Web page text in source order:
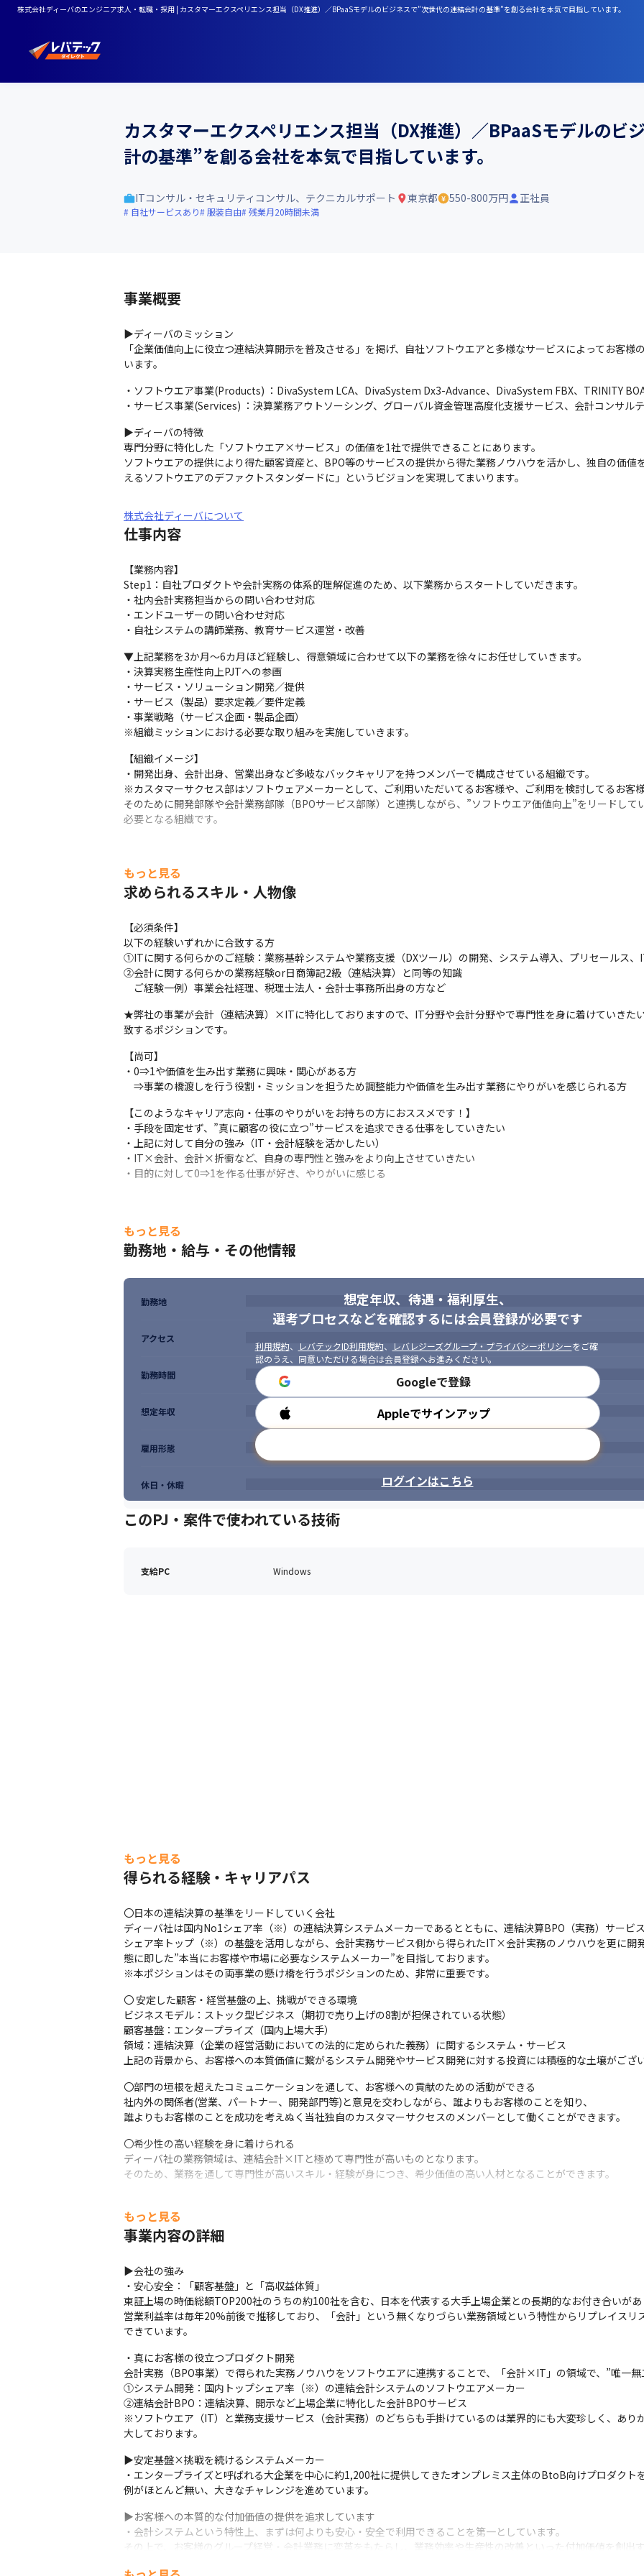
株式会社ディーバのエンジニア求人・転職・採用 | カスタマーエクスペリエンス担当（DX推進）／BPaaSモデルのビジネスで”次世代の連結会計の基準”を創る会社を本気で目指しています。
カスタマーエクスペリエンス担当（DX推進）／BPaaSモデルのビ
計の基準”を創る会社を本気で目指しています。
ITコンサル・セキュリティコンサル、テクニカルサポート 東京都 550-800万円 正社員
自社サービスあり 服装自由 残業月20時間未満
事業概要
▶ディーバのミッション
「企業価値向上に役立つ連結決算開示を普及させる」を掲げ、自社ソフトウエアと多様なサービスによってお客様
います。
・ソフトウエア事業(Products) ：DivaSystem LCA、DivaSystem Dx3-Advance、DivaSystem FBX、TRINITY
・サービス事業(Services) ：決算業務アウトソーシング、グローバル資金管理高度化支援サービス、会計コンサル
▶ディーバの特徴
専門分野に特化した「ソフトウエア×サービス」の価値を1社で提供できることにあります。
ソフトウエアの提供により得た顧客資産と、BPO等のサービスの提供から得た業務ノウハウを活かし、独自の価値
えるソフトウエアのデファクトスタンダードに」というビジョンを実現してまいります。
株式会社ディーバについて
仕事内容
【業務内容】
Step1：自社プロダクトや会計実務の体系的理解促進のため、以下業務からスタートしていだきます。
・社内会計実務担当からの問い合わせ対応
・エンドユーザーの問い合わせ対応
・自社システムの講師業務、教育サービス運営・改善
▼上記業務を3か月～6カ月ほど経験し、得意領域に合わせて以下の業務を徐々にお任せしていきます。
・決算実務生産性向上PJTへの参画
・サービス・ソリューション開発／提供
・サービス（製品）要求定義／要件定義
・事業戦略（サービス企画・製品企画）
※組織ミッションにおける必要な取り組みを実施していきます。
【組織イメージ】
・開発出身、会計出身、営業出身など多岐なバックキャリアを持つメンバーで構成させている組織です。
※カスタマーサクセス部はソフトウェアメーカーとして、ご利用いただいてるお客様や、ご利用を検討してるお客
そのために開発部隊や会計業務部隊（BPOサービス部隊）と連携しながら、”ソフトウエア価値向上”をリードし
必要となる組織です。
もっと見る
求められるスキル・人物像
【必須条件】
以下の経験いずれかに合致する方
①ITに関する何らかのご経験：業務基幹システムや業務支援（DXツール）の開発、システム導入、プリセールス
②会計に関する何らかの業務経験or日商簿記2級（連結決算）と同等の知識
ご経験一例）事業会社経理、税理士法人・会計士事務所出身の方など
★弊社の事業が会計（連結決算）×ITに特化しておりますので、IT分野や会計分野やで専門性を身に着けていきた
致するポジションです。
【尚可】
・0⇒1や価値を生み出す業務に興味・関心がある方
⇒事業の橋渡しを行う役割・ミッションを担うため調整能力や価値を生み出す業務にやりがいを感じられる方
【このようなキャリア志向・仕事のやりがいをお持ちの方におススメです！】
・手段を固定せず、”真に顧客の役に立つ”サービスを追求できる仕事をしていきたい
・上記に対して自分の強み（IT・会計経験を活かしたい）
・IT×会計、会計×折衝など、自身の専門性と強みをより向上させていきたい
・目的に対して0⇒1を作る仕事が好き、やりがいに感じる
もっと見る
勤務地・給与・その他情報
想定年収、待遇・福利厚生、
選考プロセスなどを確認するには会員登録が必要です
利用規約、 レバテックID利用規約、 レバレジーズグループ・プライバシーポリシーをご確
認のうえ、同意いただける場合は会員登録へお進みください。
Googleで登録
Appleでサインアップ
ログインはこちら
勤務地
アクセス
勤務時間
想定年収
雇用形態
休日・休暇
このPJ・案件で使われている技術
支給PC Windows
もっと見る
得られる経験・キャリアパス
〇日本の連結決算の基準をリードしていく会社
ディーバ社は国内No1シェア率（※）の連結決算システムメーカーであるとともに、連結決算BPO（実務）サービス
シェア率トップ（※）の基盤を活用しながら、会計実務サービス側から得られたIT×会計実務のノウハウを更に開
態に即した”本当にお客様や市場に必要なシステムメーカー”を目指しております。
※本ポジションはその両事業の懸け橋を行うポジションのため、非常に重要です。
〇 安定した顧客・経営基盤の上、挑戦ができる環境
ビジネスモデル：ストック型ビジネス（期初で売り上げの8割が担保されている状態）
顧客基盤：エンタープライズ（国内上場大手）
領域：連結決算（企業の経営活動においての法的に定められた義務）に関するシステム・サービス
上記の背景から、お客様への本質価値に繋がるシステム開発やサービス開発に対する投資には積極的な土壌がござい
〇部門の垣根を超えたコミュニケーションを通して、お客様への貢献のための活動ができる
社内外の関係者(営業、パートナー、開発部門等)と意見を交わしながら、誰よりもお客様のことを知り、
誰よりもお客様のことを成功を考えぬく当社独自のカスタマーサクセスのメンバーとして働くことができます。
〇希少性の高い経験を身に着けられる
ディーバ社の業務領域は、連結会計×ITと極めて専門性が高いものとなります。
そのため、業務を通して専門性が高いスキル・経験が身につき、希少価値の高い人材となることができます。
もっと見る
事業内容の詳細
▶会社の強み
・安心安全：「顧客基盤」と「高収益体質」
東証上場の時価総額TOP200社のうちの約100社を含む、日本を代表する大手上場企業との長期的なお付き合いがあ
営業利益率は毎年20%前後で推移しており、「会計」という無くなりづらい業務領域という特性からリプレイス
できています。
・真にお客様の役立つプロダクト開発
会計実務（BPO事業）で得られた実務ノウハウをソフトウエアに連携することで、「会計×IT」の領域で、”唯一無
①システム開発：国内トップシェア率（※）の連結会計システムのソフトウエアメーカー
②連結会計BPO：連結決算、開示など上場企業に特化した会計BPOサービス
※ソフトウエア（IT）と業務支援サービス（会計実務）のどちらも手掛けているのは業界的にも大変珍しく、あり
大しております。
▶安定基盤×挑戦を続けるシステムメーカー
・エンタープライズと呼ばれる大企業を中心に約1,200社に提供してきたオンプレミス主体のBtoB向けプロダクト
例がほとんど無い、大きなチャレンジを進めています。
▶お客様への本質的な付加価値の提供を追求しています
・会計システムという特性上、まずは何よりも安心・安全で利用できることを第一としています。
その上で、お客様のグループ経営・会計業務に変革をもたらし、業務効率や生産性の改善といった付加価値を創出